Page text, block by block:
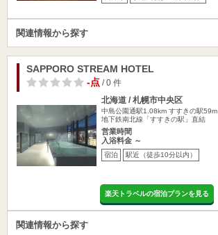
関連情報から探す
SAPPORO STREAM HOTEL
-点/ 0 件
北海道 / 札幌市中央区
中島公園通駅1.08km すすきの駅59m
地下鉄南北線「すすきの駅」直結
営業時間
入浴料金 ～
宿泊 駅近（徒歩10分以内）
楽天トラベルの宿泊プランを見る
関連情報から探す